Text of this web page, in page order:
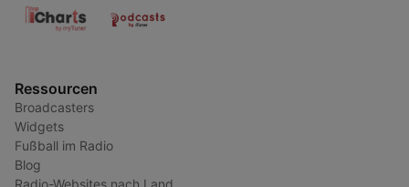
Ressourcen
Broadcasters
Widgets
Fußball im Radio
Blog